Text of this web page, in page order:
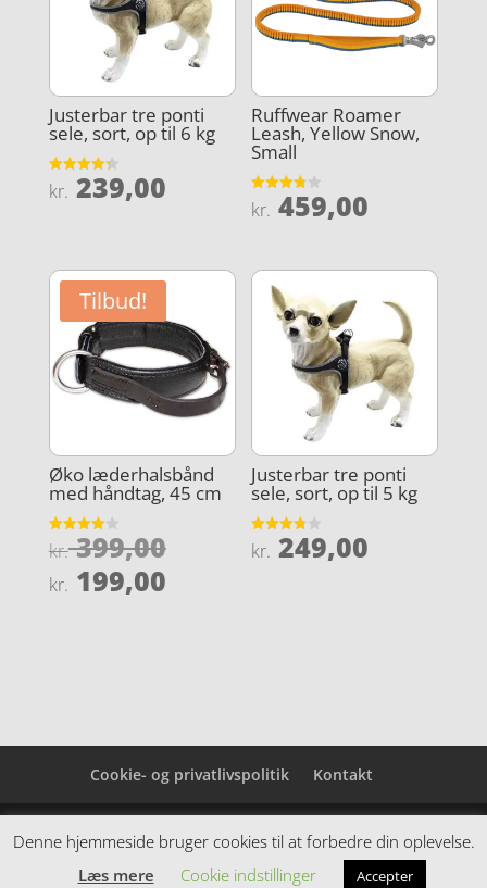
Justerbar tre ponti
sele, sort, op til 6 kg
Vurderet
4.3
kr. 239,00
Ruffwear Roamer
Leash, Yellow Snow,
Small
Vurderet
3.8
kr. 459,00
Tilbud!
Øko læderhalsbånd
med håndtag, 45 cm
Vurderet
4
kr.399,00Den
oprindelige
kr. 199,00Den
Justerbar tre ponti
sele, sort, op til 5 kg
Vurderet
3.8
kr. 249,00
Cookie- og privatlivspolitik Kontakt
Denne hjemmeside samler et bredt udvalg af
spændende varer. Siden er et affiiliatesite, og nogle
links kan være affiliatelinks.
Denne hjemmeside bruger cookies til at forbedre din oplevelse.
Læs mere
Cookie indstillinger Accepter